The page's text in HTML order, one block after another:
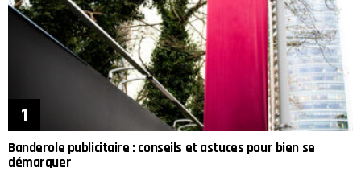
Banderole publicitaire : conseils et astuces pour bien se
démarquer